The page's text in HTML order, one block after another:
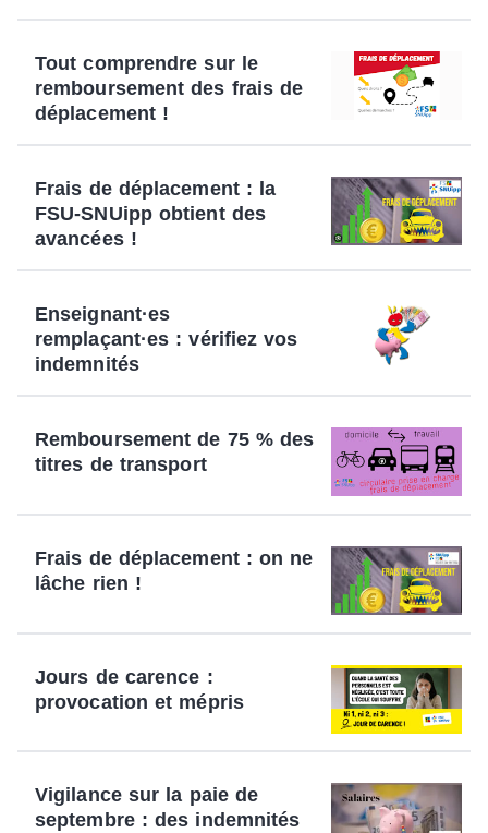
Tout comprendre sur le
remboursement des frais de
déplacement !
Frais de déplacement : la
FSU-SNUipp obtient des
avancées !
Enseignant·es
remplaçant·es : vérifiez vos
indemnités
Remboursement de 75 % des
titres de transport
Frais de déplacement : on ne
lâche rien !
Jours de carence :
provocation et mépris
Vigilance sur la paie de
septembre : des indemnités